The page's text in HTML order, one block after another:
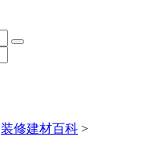
装修建材百科 >